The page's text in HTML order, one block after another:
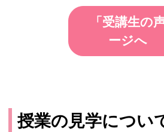
「受講生の
ージへ
授業の見学につい